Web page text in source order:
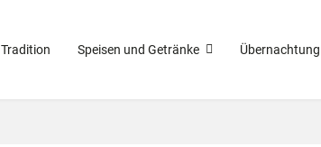
Tradition Speisen und Getränke Übernachtung